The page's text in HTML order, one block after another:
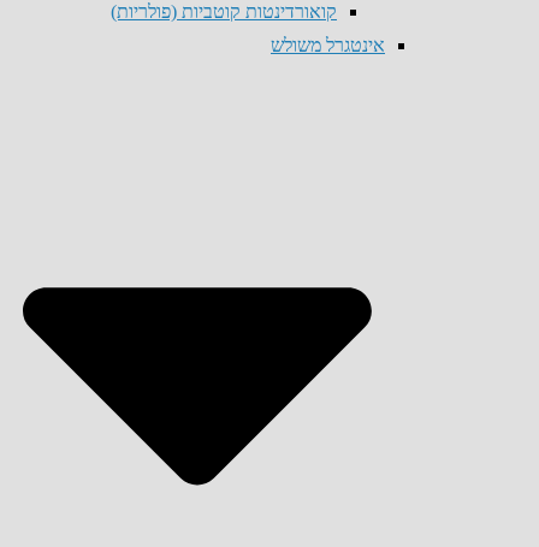
קואורדינטות קוטביות (פולריות)
אינטגרל משולש